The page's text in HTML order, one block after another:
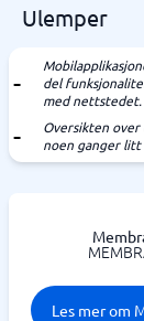
Ulemper
del
med nettstedet.
Oversikten over
noen ganger litt
Les mer om